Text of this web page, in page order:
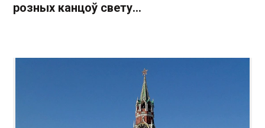
розных канцоў свету...